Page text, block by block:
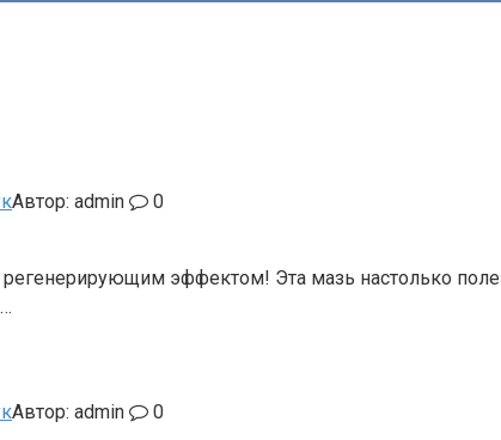
Автор: admin 0
эффектом! Эта мазь настолько
Автор: admin 0